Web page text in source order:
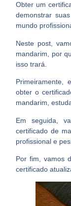
Obter um
demonstrar
mundo
Neste post,
mandarim, por
isso trará.
Primeiramente,
obter o
mandarim,
Em seguida,
certificado de
profissional e
Por fim, vamos
certificado